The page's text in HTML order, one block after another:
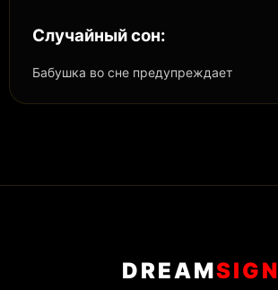
Случайный сон:
Бабушка во сне предупреждает
DREAMSIGN